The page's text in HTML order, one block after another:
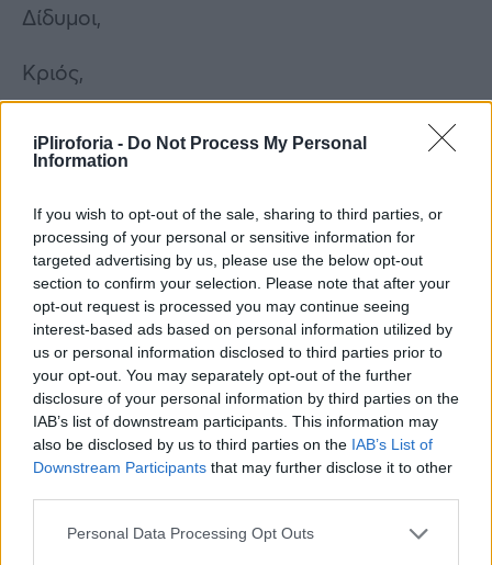
iPliroforia - Do Not Process My Personal
Information
If you wish to opt-out of the sale, sharing to third parties, or
processing of your personal or sensitive information for
targeted advertising by us, please use the below opt-out
section to confirm your selection. Please note that after your
opt-out request is processed you may continue seeing
interest-based ads based on personal information utilized by
us or personal information disclosed to third parties prior to
your opt-out. You may separately opt-out of the further
disclosure of your personal information by third parties on the
IAB’s list of downstream participants. This information may
also be disclosed by us to third parties on the IAB’s List of
Downstream Participants that may further disclose it to other
Personal Data Processing Opt Outs
Δίδυμοι,
Κριός,
Οι προβλέψεις για τα 4 τυχερά
ζώδια